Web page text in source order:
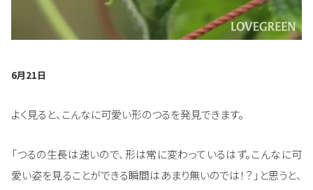
6月21日
よく見ると、こんなに可愛い形のつるを発見できます。
「つるの生長は速いので、形は常に変わっているはず。こんなに可
愛い姿を見ることができる瞬間はあまり無いのでは！？」と思うと、